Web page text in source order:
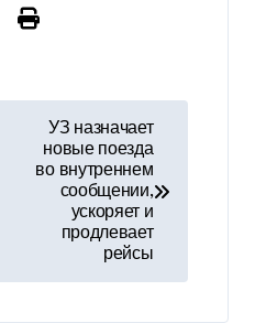
УЗ назначает
новые поезда
во внутреннем
сообщении,
ускоряет и
продлевает
рейсы